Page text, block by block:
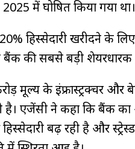
में घोषित किया गया था।
हिस्सेदारी खरीदने के
बैंक की सबसे बड़ी
मूल्य के इंफ्रास्ट्रक्चर और
है। एजेंसी ने कहा कि बैंक
बढ़ रही है और